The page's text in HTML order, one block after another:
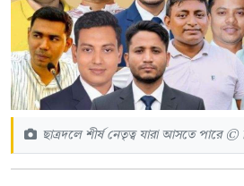
ছাত্রদলে শীর্ষ নেতৃত্ব যারা আসতে পারে ©